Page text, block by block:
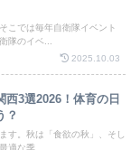
こでは毎年自衛隊イベント
隊のイベ...
2025.10.03
西3選2026！体育の日
？
す。秋は「食欲の秋」、そし
適な季...